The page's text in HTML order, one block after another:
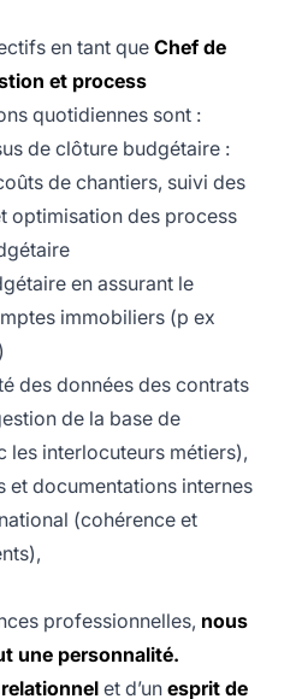
en tant que Chef de
et process
quotidiennes sont :
de clôture budgétaire :
de chantiers, suivi des
optimisation des process
en assurant le
immobiliers (p ex
des données des contrats
de la base de
les interlocuteurs métiers),
et documentations internes
(cohérence et
professionnelles, nous
une personnalité.
et d’un esprit de